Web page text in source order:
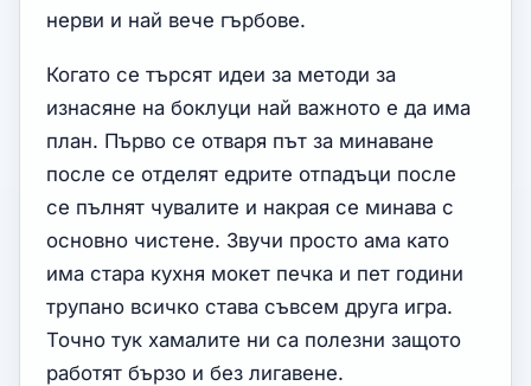
нерви и най вече гърбове.
Когато се търсят идеи за методи за
изнасяне на боклуци най важното е да има
план. Първо се отваря път за минаване
после се отделят едрите отпадъци после
се пълнят чувалите и накрая се минава с
основно чистене. Звучи просто ама като
има стара кухня мокет печка и пет години
трупано всичко става съвсем друга игра.
Точно тук хамалите ни са полезни защото
работят бързо и без лигавене.